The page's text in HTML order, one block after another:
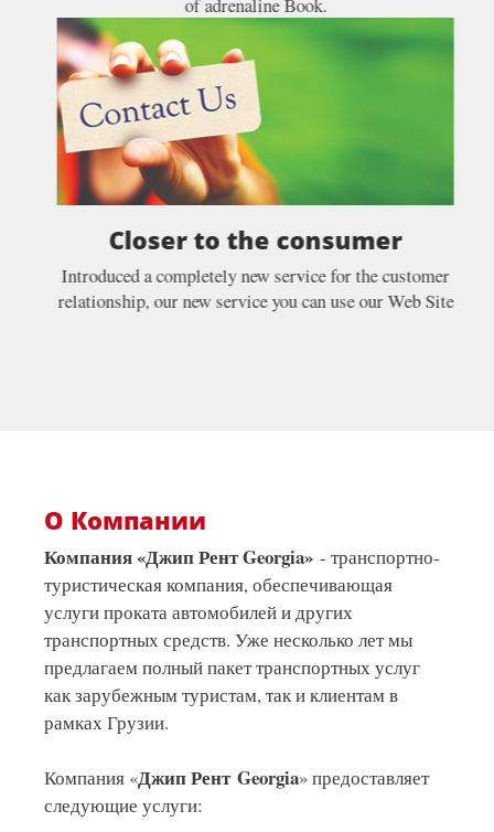
of adrenaline Book.
Closer to the consumer
Introduced a completely new service for the customer
relationship, our new service you can use our Web Site
О Компании
Компания «Джип Рент Georgia» - транспортно-
туристическая компания, обеспечивающая
услуги проката автомобилей и других
транспортных средств. Уже несколько лет мы
предлагаем полный пакет транспортных услуг
как зарубежным туристам, так и клиентам в
рамках Грузии.
Компания «Джип Рент Georgia» предоставляет
следующие услуги: